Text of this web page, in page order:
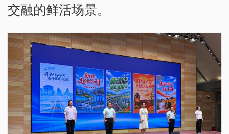
交融的鲜活场景。